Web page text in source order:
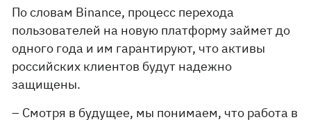
По словам Binance, процесс перехода
пользователей на новую платформу займет до
одного года и им гарантируют, что активы
российских клиентов будут надежно
защищены.
– Смотря в будущее, мы понимаем, что работа в